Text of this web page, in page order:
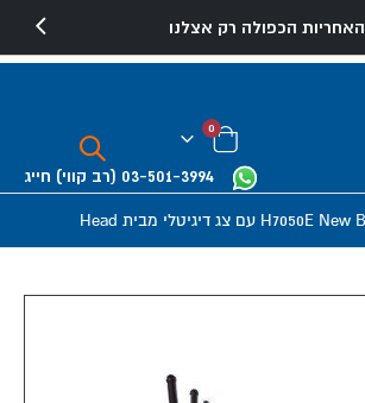
האחריות הכפולה רק אצלנו
03-501-3994 (רב קווי) חייג
Cart
0פריטים